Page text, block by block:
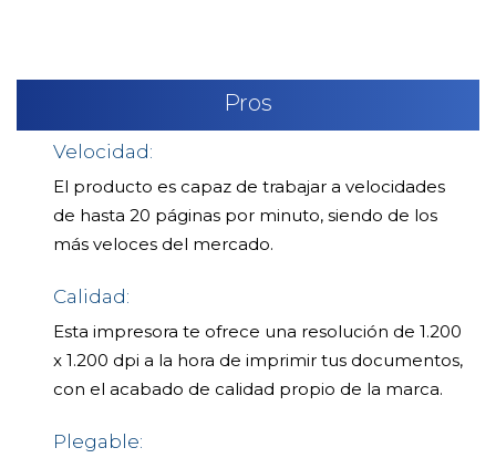
Pros
Velocidad:
El producto es capaz de trabajar a velocidades
de hasta 20 páginas por minuto, siendo de los
más veloces del mercado.
Calidad:
Esta impresora te ofrece una resolución de 1.200
x 1.200 dpi a la hora de imprimir tus documentos,
con el acabado de calidad propio de la marca.
Plegable: